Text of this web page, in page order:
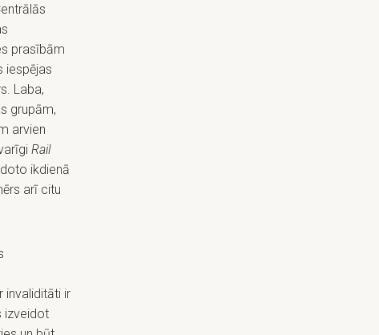
prasībām
iespējas
Laba,
grupām,
arvien
Rail
ikdienā
arī citu
invaliditāti ir
izveidot